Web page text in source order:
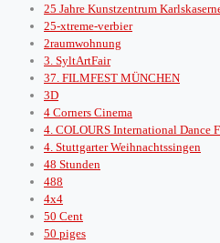
25 Jahre Kunstzentrum
25-xtreme-verbier
2raumwohnung
3. SyltArtFair
37. FILMFEST MÜNCHEN
3D
4 Corners Cinema
4. COLOURS International Dance
4. Stuttgarter Weihnachtssingen
48 Stunden
488
4x4
50 Cent
50 piges